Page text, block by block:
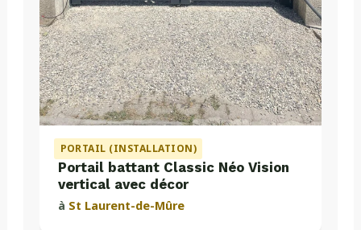
PORTAIL (INSTALLATION)
Portail battant Classic Néo Vision
vertical avec décor
à St Laurent-de-Mûre